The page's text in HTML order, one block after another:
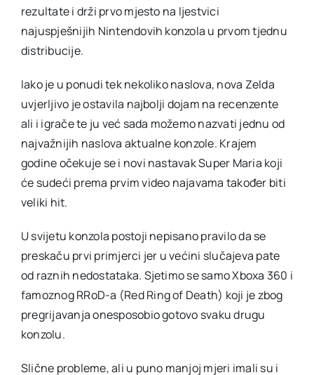
rezultate i drži prvo mjesto na ljestvici
najuspješnijih Nintendovih konzola u prvom tjednu
distribucije.
Iako je u ponudi tek nekoliko naslova, nova Zelda
uvjerljivo je ostavila najbolji dojam na recenzente
ali i igrače te ju već sada možemo nazvati jednu od
najvažnijih naslova aktualne konzole. Krajem
godine očekuje se i novi nastavak Super Maria koji
će sudeći prema prvim video najavama također biti
veliki hit.
U svijetu konzola postoji nepisano pravilo da se
preskaču prvi primjerci jer u većini slučajeva pate
od raznih nedostataka. Sjetimo se samo Xboxa 360 i
famoznog RRoD-a (Red Ring of Death) koji je zbog
pregrijavanja onesposobio gotovo svaku drugu
konzolu.
Slične probleme, ali u puno manjoj mjeri imali su i